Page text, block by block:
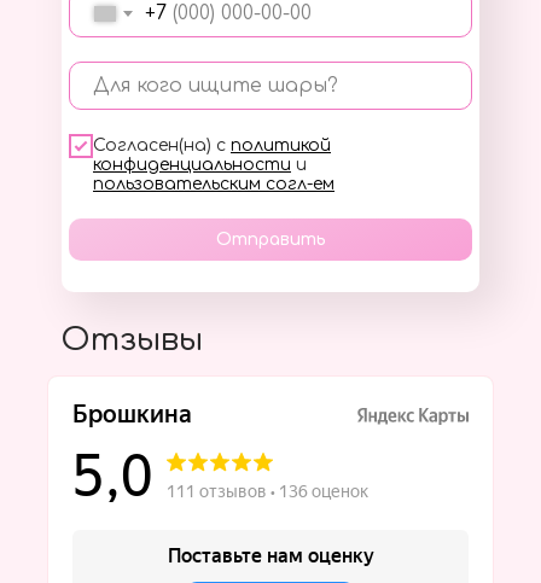
+7
Для кого ищите шары?
Согласен(на) с политикой
конфиденциальности и
пользовательским согл-ем
Отправить
Отзывы